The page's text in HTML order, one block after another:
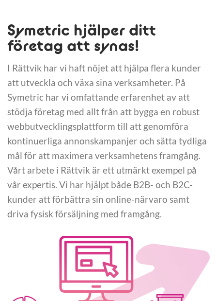
Symetric hjälper ditt
företag att synas!
I Rättvik har vi haft nöjet att hjälpa flera kunder
att utveckla och växa sina verksamheter. På
Symetric har vi omfattande erfarenhet av att
stödja företag med allt från att bygga en robust
webbutvecklingsplattform till att genomföra
kontinuerliga annonskampanjer och sätta tydliga
mål för att maximera verksamhetens framgång.
Vårt arbete i Rättvik är ett utmärkt exempel på
vår expertis. Vi har hjälpt både B2B- och B2C-
kunder att förbättra sin online-närvaro samt
driva fysisk försäljning med framgång.